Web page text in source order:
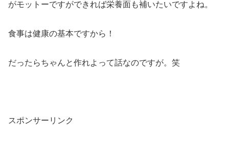
がモットーですができれば栄養面も補いたいですよね。
食事は健康の基本ですから！
だったらちゃんと作れよって話なのですが。笑
スポンサーリンク